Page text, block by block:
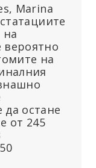
Marina
на
на
остане
от 245